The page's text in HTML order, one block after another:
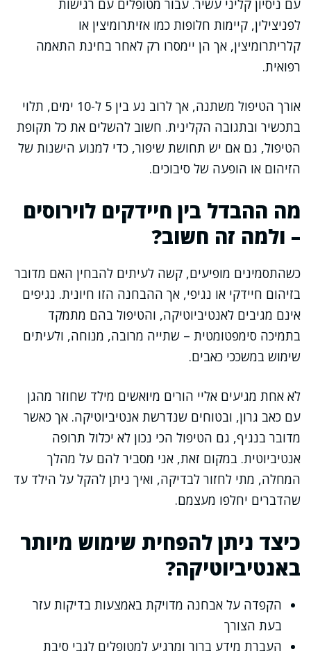
עם ניסיון קליני עשיר. עבור מטופלים עם רגישות
לפניצילין, קיימות חלופות כמו אזיתרומיצין או
קלריתרומיצין, אך הן יימסרו רק לאחר בחינת התאמה
רפואית.
אורך הטיפול משתנה, אך לרוב נע בין 5 ל-10 ימים, תלוי
בתכשיר ובתגובה הקלינית. חשוב להשלים את כל תקופת
הטיפול, גם אם יש תחושת שיפור, כדי למנוע הישנות של
הזיהום או הופעה של סיבוכים.
מה ההבדל בין חיידקים לוירוסים
– ולמה זה חשוב?
כשהתסמינים מופיעים, קשה לעיתים להבחין האם מדובר
בזיהום חיידקי או נגיפי, אך ההבחנה הזו חיונית. נגיפים
אינם מגיבים לאנטיביוטיקה, והטיפול בהם מתמקד
בתמיכה סימפטומטית – שתייה מרובה, מנוחה, ולעיתים
שימוש במשככי כאבים.
לא אחת מגיעים אליי הורים מיואשים מילד שחוזר מהגן
עם כאב גרון, ובטוחים שנדרשת אנטיביוטיקה. אך כאשר
מדובר בנגיף, גם הטיפול הכי נכון לא יכלול תרופה
אנטיביוטית. במקום זאת, אני מסביר להם על מהלך
המחלה, מתי לחזור לבדיקה, ואיך ניתן להקל על הילד עד
שהדברים יחלפו מעצמם.
כיצד ניתן להפחית שימוש מיותר
באנטיביוטיקה?
הקפדה על אבחנה מדויקת באמצעות בדיקות עזר
בעת הצורך
העברת מידע ברור ומרגיע למטופלים לגבי סיבת